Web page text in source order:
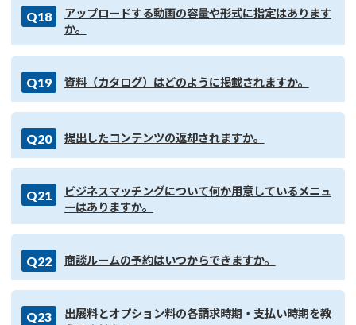
Q18
アップロードする動画の容量や形式に指定はあります
か。
Q19 資料（カタログ）はどのように掲載されますか。
Q20 提出したコンテンツの返却されますか。
Q21
ビジネスマッチングについて何か用意しているメニュ
ーはありますか。
Q22 商談ルームの予約はいつからできますか。
Q23
出展料とオプション料の各請求時期・支払い時期を教